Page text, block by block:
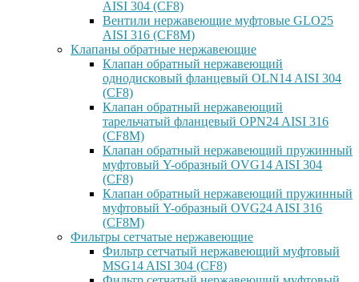
AISI 304 (CF8)
Вентили нержавеющие муфтовые GLO25
AISI 316 (CF8M)
Клапаны обратные нержавеющие
Клапан обратный нержавеющий
однодисковый фланцевый OLN14 AISI 304
(CF8)
Клапан обратный нержавеющий
тарельчатый фланцевый OPN24 AISI 316
(CF8M)
Клапан обратный нержавеющий пружинный
муфтовый Y-образный OVG14 AISI 304
(CF8)
Клапан обратный нержавеющий пружинный
муфтовый Y-образный OVG24 AISI 316
(CF8М)
Фильтры сетчатые нержавеющие
Фильтр сетчатый нержавеющий муфтовый
MSG14 AISI 304 (CF8)